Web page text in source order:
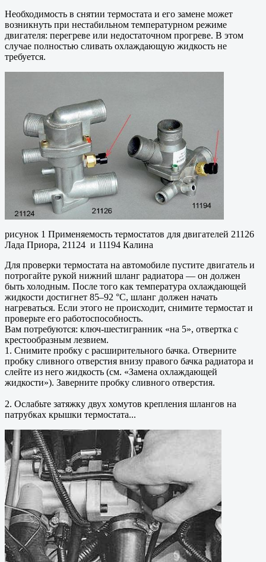
Необходимость в снятии термостата и его замене может
возникнуть при нестабильном температурном режиме
двигателя: перегреве или недостаточном прогреве. В этом
случае полностью сливать охлаждающую жидкость не
требуется.
рисунок 1 Применяемость термостатов для двигателей 21126
Лада Приора, 21124 и 11194 Калина
Для проверки термостата на автомобиле пустите двигатель и
потрогайте рукой нижний шланг радиатора — он должен
быть холодным. После того как температура охлаждающей
жидкости достигнет 85–92 °С, шланг должен начать
нагреваться. Если этого не происходит, снимите термостат и
проверьте его работоспособность.
Вам потребуются: ключ-шестигранник «на 5», отвертка с
крестообразным лезвием.
1. Снимите пробку с расширительного бачка. Отверните
пробку сливного отверстия внизу правого бачка радиатора и
слейте из него жидкость (см. «Замена охлаждающей
жидкости»). Заверните пробку сливного отверстия.
2. Ослабьте затяжку двух хомутов крепления шлангов на
патрубках крышки термостата...